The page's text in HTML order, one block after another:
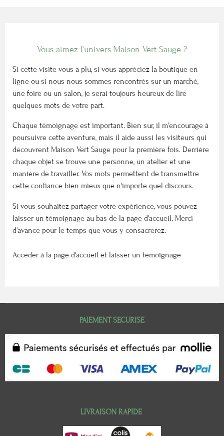
Vous aimez l'univers Maison Vert Sauge ?
Si cette visite vous a plu, si vous appréciez la boutique en
ligne ou si nous nous sommes rencontrés sur un marché,
une foire ou un salon, je serai toujours heureux de lire
quelques mots de votre part.
Chaque témoignage est important. Bien sûr, il m'encourage à
poursuivre cette aventure, mais il aide aussi les visiteurs qui
découvrent Maison Vert Sauge pour la première fois. Derrière
chaque objet se trouve une personne, un atelier et une
manière de travailler. Vos mots permettent de transmettre
cette confiance bien mieux que n'importe quel discours.
Si vous souhaitez partager votre expérience, vous pouvez
laisser un témoignage au bas de la page d'accueil. Merci
d'avance pour le temps que vous y consacrerez.
Accéder à la page d'accueil et laisser un témoignage
PAIEMENT SECURISE
LIVRAISON RAPIDE